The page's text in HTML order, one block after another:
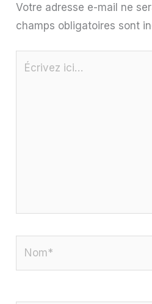
Votre adresse e-mail ne
champs obligatoires sont
Écrivez